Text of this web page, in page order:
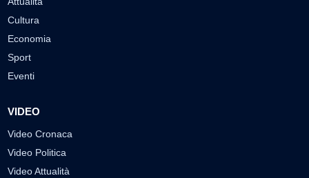
Cultura
Economia
Sport
Eventi
VIDEO
Video Cronaca
Video Politica
Video Attualità